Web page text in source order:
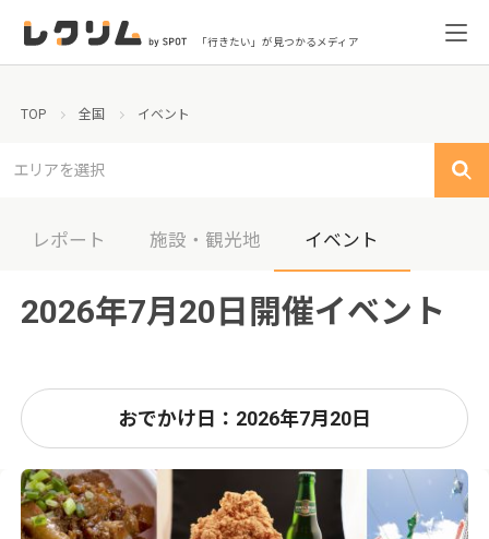
「行きたい」が見つかるメディア
TOP 全国 イベント
エリアを選択
レポート 施設・観光地 イベント
2026年7月20日開催イベント
おでかけ日：2026年7月20日